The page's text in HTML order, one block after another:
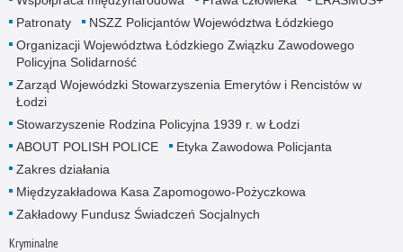
Patronaty
NSZZ Policjantów Województwa Łódzkiego
Organizacji Województwa Łódzkiego Związku Zawodowego
Policyjna Solidarność
Zarząd Wojewódzki Stowarzyszenia Emerytów i Rencistów w
Łodzi
Stowarzyszenie Rodzina Policyjna 1939 r. w Łodzi
ABOUT POLISH POLICE
Etyka Zawodowa Policjanta
Zakres działania
Międzyzakładowa Kasa Zapomogowo-Pożyczkowa
Zakładowy Fundusz Świadczeń Socjalnych
Kryminalne